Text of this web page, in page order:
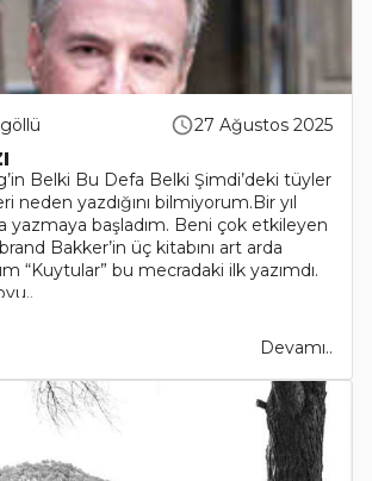
27 Ağustos 2025
Belki Bu Defa Belki Şimdi’deki tüyler
neden yazdığını bilmiyorum.Bir yıl
yazmaya başladım. Beni çok etkileyen
Bakker’in üç kitabını art arda
“Kuytular” bu mecradaki ilk yazımdı.
Devamı..